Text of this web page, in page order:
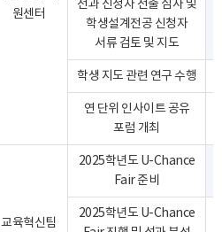
원센터
전과 신청자 전출 심사 및
학생설계전공 신청자
서류 검토 및 지도
학생 지도 관련 연구 수행
연 단위 인사이트 공유
포럼 개최
교육혁신팀
2025학년도 U-Chance
Fair 준비
2025학년도 U-Chance